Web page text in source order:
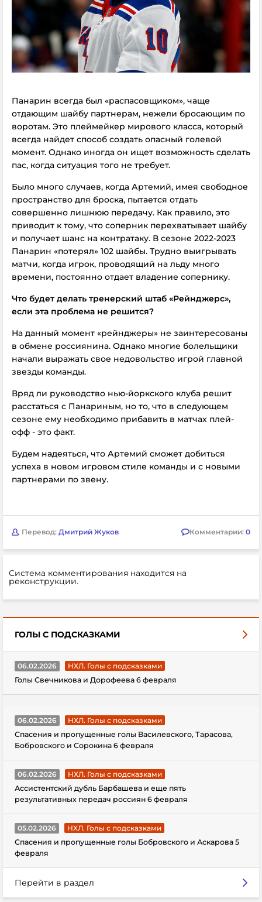
Панарин всегда был «распасовщиком», чаще
отдающим шайбу партнерам, нежели бросающим по
воротам. Это плеймейкер мирового класса, который
всегда найдет способ создать опасный голевой
момент. Однако иногда он ищет возможность сделать
пас, когда ситуация того не требует.
Было много случаев, когда Артемий, имея свободное
пространство для броска, пытается отдать
совершенно лишнюю передачу. Как правило, это
приводит к тому, что соперник перехватывает шайбу
и получает шанс на контратаку. В сезоне 2022-2023
Панарин «потерял» 102 шайбы. Трудно выигрывать
матчи, когда игрок, проводящий на льду много
времени, постоянно отдает владение сопернику.
Что будет делать тренерский штаб «Рейнджерс»,
если эта проблема не решится?
На данный момент «рейнджеры» не заинтересованы
в обмене россиянина. Однако многие болельщики
начали выражать свое недовольство игрой главной
звезды команды.
Вряд ли руководство нью-йоркского клуба решит
расстаться с Панариным, но то, что в следующем
сезоне ему необходимо прибавить в матчах плей-
офф - это факт.
Будем надеяться, что Артемий сможет добиться
успеха в новом игровом стиле команды и с новыми
партнерами по звену.
Перевод: Дмитрий Жуков Комментарии: 0
Система комментирования находится на
реконструкции.
ГОЛЫ С ПОДСКАЗКАМИ
06.02.2026
НХЛ. Голы с подсказками
Голы Свечникова и Дорофеева 6 февраля
06.02.2026
НХЛ. Голы с подсказками
Спасения и пропущенные голы Василевского, Тарасова,
Бобровского и Сорокина 6 февраля
06.02.2026
НХЛ. Голы с подсказками
Ассистентский дубль Барбашева и еще пять
результативных передач россиян 6 февраля
05.02.2026
НХЛ. Голы с подсказками
Спасения и пропущенные голы Бобровского и Аскарова 5
февраля
Перейти в раздел